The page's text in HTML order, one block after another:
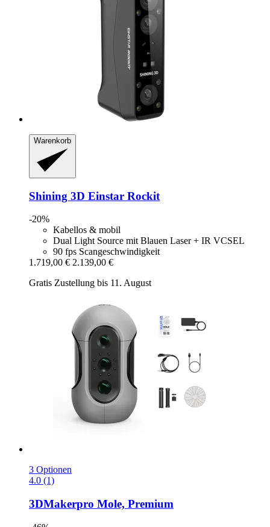
Warenkorb
Shining 3D Einstar Rockit
-20%
Kabellos & mobil
Dual Light Source mit Blauen Laser + IR VCSEL
90 fps Scangeschwindigkeit
1.719,00 € 2.139,00 €
Gratis Zustellung bis 11. August
3 Optionen
4.0 (1)
3DMakerpro Mole, Premium